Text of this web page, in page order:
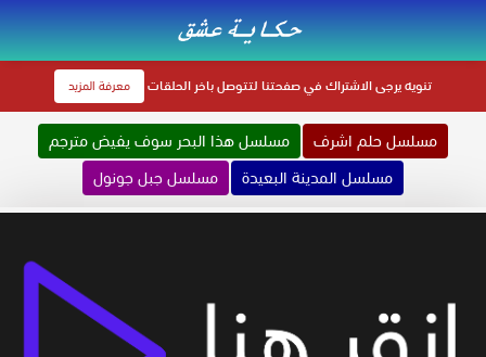
تنويهيرجى الاشتراك في صفحتنا لتتوصل باخر الحلقات معرفة المزيد
مسلسل حلم اشرف
مسلسل هذا البحر سوف يفيض مترجم
مسلسل المدينة البعيدة
مسلسل جبل جونول